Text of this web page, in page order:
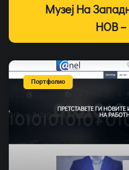
Музеј На
НОВ –
Портфолио